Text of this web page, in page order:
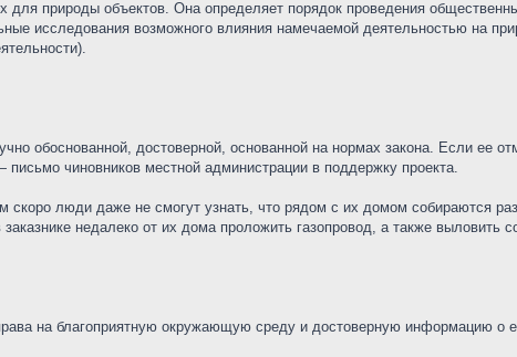
для природы объектов. Она определяет порядок проведения
исследования возможного влияния намечаемой деятельностью на
обоснованной, достоверной, основанной на нормах закона. Если ее
чиновников местной администрации в поддержку проекта.
скоро люди даже не смогут узнать, что рядом с их домом собираются
недалеко от их дома проложить газопровод, а также выловить
на благоприятную окружающую среду и достоверную информацию о